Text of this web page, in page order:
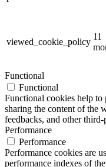
viewed_cookie_policy
11
Functional
Functional
Functional cookies help
sharing the content of the
feedbacks, and other third-
Performance
Performance
Performance cookies are
performance indexes of